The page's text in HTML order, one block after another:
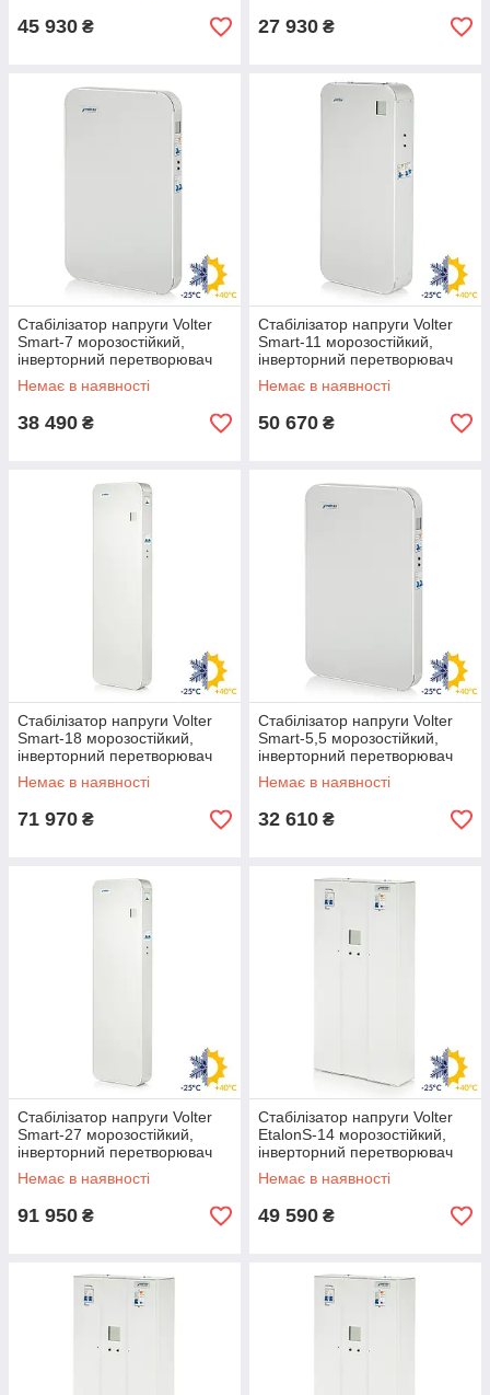
45 930 ₴ 27 930 ₴
Стабілізатор напруги Volter
Smart-7 морозостійкий,
інверторний перетворювач
Вольтер 7 кВт, Волтер
Немає в наявності
38 490 ₴
Стабілізатор напруги Volter
Smart-11 морозостійкий,
інверторний перетворювач
Вольтер 11 кВт, Волтер
Немає в наявності
50 670 ₴
Стабілізатор напруги Volter
Smart-18 морозостійкий,
інверторний перетворювач
Вольтер 18 кВт, Волтер
Немає в наявності
71 970 ₴
Стабілізатор напруги Volter
Smart-5,5 морозостійкий,
інверторний перетворювач
Вольтер 5,5 кВт, Волтер
Немає в наявності
32 610 ₴
Стабілізатор напруги Volter
Smart-27 морозостійкий,
інверторний перетворювач
вольтер 27 кВт, Волтер
Немає в наявності
91 950 ₴
Стабілізатор напруги Volter
EtalonS-14 морозостійкий,
інверторний перетворювач
вольтер 14 кВт, Волтер
Немає в наявності
49 590 ₴